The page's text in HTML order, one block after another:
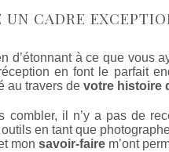
UN CADRE
d’étonnant à ce que
en font le parfait
au travers devotre histoire
combler, il n’y a pas de
en tant que
monsavoir-faire m’ont